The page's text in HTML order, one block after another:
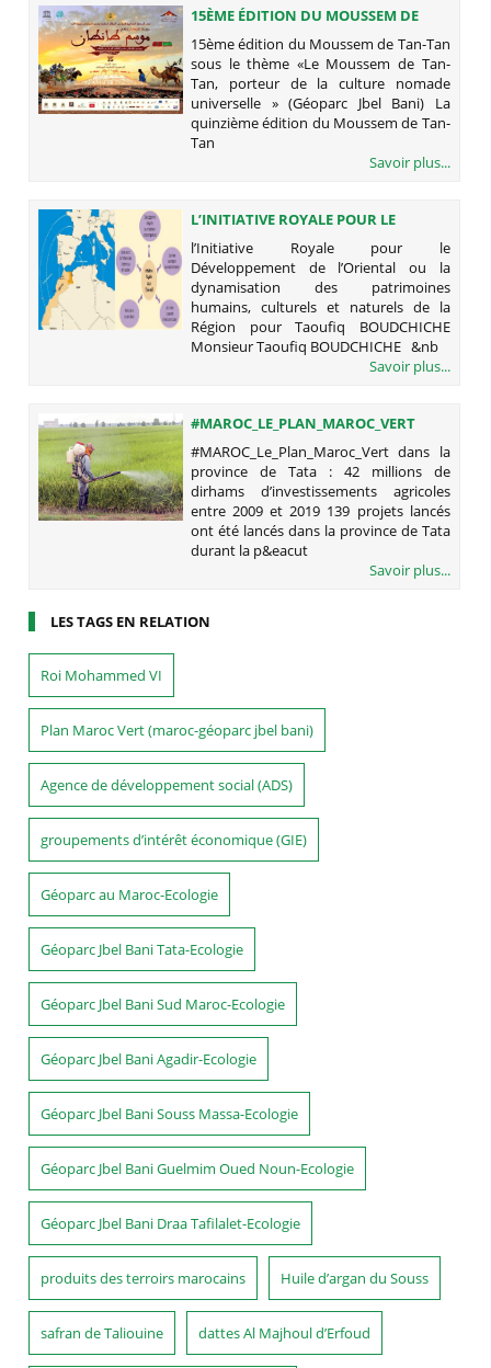
15ÈME ÉDITION DU MOUSSEM DE
TAN-TAN SOUS LE THÈME «LE
MOUSSEM DE TAN-TAN, PORTEUR DE
LA CULTURE NOMADE UNIVERSELLE
» (GÉOPARC JBEL BANI)
15ème édition du Moussem de Tan-Tan
sous le thème «Le Moussem de Tan-
Tan, porteur de la culture nomade
universelle » (Géoparc Jbel Bani) La
quinzième édition du Moussem de Tan-
Tan
Savoir plus...
L’INITIATIVE ROYALE POUR LE
DÉVELOPPEMENT DE L’ORIENTAL OU
LA DYNAMISATION DES
PATRIMOINES HUMAINS, CULTURELS
ET NATURELS DE LA RÉGION POUR
TAOUFIQ BOUDCHICHE
l’Initiative Royale pour le
Développement de l’Oriental ou la
dynamisation des patrimoines
humains, culturels et naturels de la
Région pour Taoufiq BOUDCHICHE
Monsieur Taoufiq BOUDCHICHE &nb
Savoir plus...
#MAROC_LE_PLAN_MAROC_VERT
DANS LA PROVINCE DE TATA : 42
MILLIONS DE DIRHAMS
D’INVESTISSEMENTS AGRICOLES
ENTRE 2009 ET 2019
#MAROC_Le_Plan_Maroc_Vert dans la
province de Tata : 42 millions de
dirhams d’investissements agricoles
entre 2009 et 2019 139 projets lancés
ont été lancés dans la province de Tata
durant la p&eacut
Savoir plus...
LES TAGS EN RELATION
Roi Mohammed VI
Plan Maroc Vert (maroc-géoparc jbel bani)
Agence de développement social (ADS)
groupements d’intérêt économique (GIE)
Géoparc au Maroc-Ecologie
Géoparc Jbel Bani Tata-Ecologie
Géoparc Jbel Bani Sud Maroc-Ecologie
Géoparc Jbel Bani Agadir-Ecologie
Géoparc Jbel Bani Souss Massa-Ecologie
Géoparc Jbel Bani Guelmim Oued Noun-Ecologie
Géoparc Jbel Bani Draa Tafilalet-Ecologie
produits des terroirs marocains Huile d’argan du Souss
safran de Taliouine dattes Al Majhoul d’Erfoud